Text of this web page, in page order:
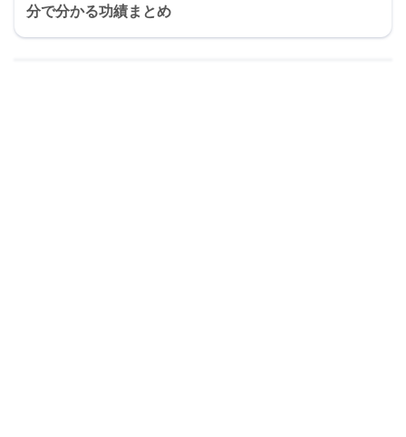
分で分かる功績まとめ